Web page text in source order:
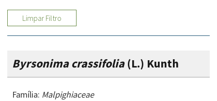
Limpar Filtro
Byrsonima crassifolia(L.) Kunth
Família: Malpighiaceae